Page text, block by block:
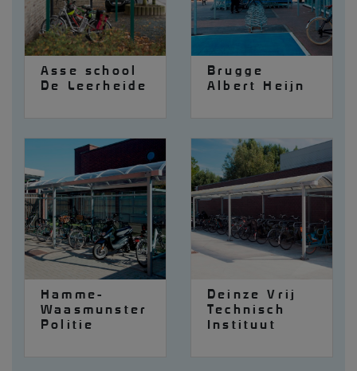
Asse school
De Leerheide
Brugge
Albert Heijn
Hamme-
Waasmunster
Politie
Deinze Vrij
Technisch
Instituut